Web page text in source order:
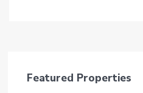
Featured Properties